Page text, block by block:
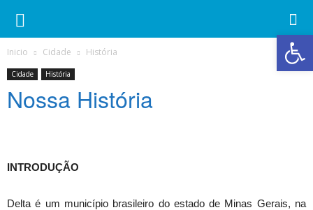
Inicio Cidade História
Cidade História
Nossa História
INTRODUÇÃO
Delta é um município brasileiro do estado de Minas Gerais, na